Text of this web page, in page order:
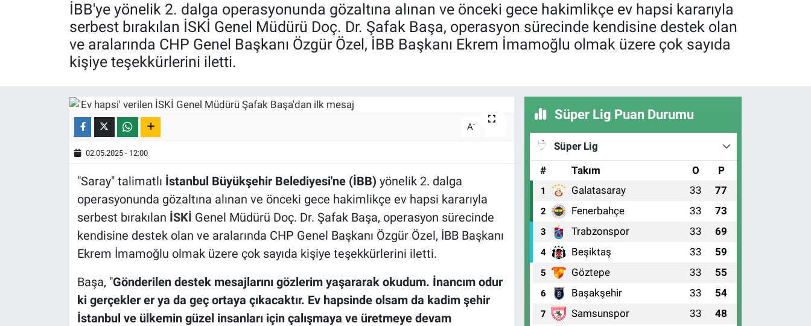
İBB'ye yönelik 2. dalga operasyonunda gözaltına alınan ve önceki gece hakimlikçe ev hapsi kararıyla
serbest bırakılan İSKİ Genel Müdürü Doç. Dr. Şafak Başa, operasyon sürecinde kendisine destek olan
ve aralarında CHP Genel Başkanı Özgür Özel, İBB Başkanı Ekrem İmamoğlu olmak üzere çok sayıda
kişiye teşekkürlerini iletti.
A-
02.05.2025 - 12:00
"Saray" talimatlı İstanbul Büyükşehir Belediyesi'ne (İBB) yönelik 2. dalga
operasyonunda gözaltına alınan ve önceki gece hakimlikçe ev hapsi kararıyla
serbest bırakılan İSKİ Genel Müdürü Doç. Dr. Şafak Başa, operasyon sürecinde
kendisine destek olan ve aralarında CHP Genel Başkanı Özgür Özel, İBB Başkanı
Ekrem İmamoğlu olmak üzere çok sayıda kişiye teşekkürlerini iletti.
Başa, "Gönderilen destek mesajlarını gözlerim yaşararak okudum. İnancım odur
ki gerçekler er ya da geç ortaya çıkacaktır. Ev hapsinde olsam da kadim şehir
İstanbul ve ülkemin güzel insanları için çalışmaya ve üretmeye devam
Süper Lig Puan Durumu
Süper Lig
#
Takım O P
1 Galatasaray 33 77
2 Fenerbahçe 33 73
3 Trabzonspor 33 69
4 Beşiktaş 33 59
5 Göztepe 33 55
6 Başakşehir 33 54
7 Samsunspor 33 48
Röportaj
Video Galeri